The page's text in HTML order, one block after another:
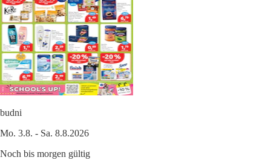
budni
Mo. 3.8. - Sa. 8.8.2026
Noch bis morgen gültig